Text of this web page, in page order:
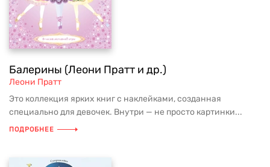
Балерины (Леони Пратт и др.)
Леони Пратт
Это коллекция ярких книг с наклейками, созданная
специально для девочек. Внутри — не просто картинки...
ПОДРОБНЕЕ